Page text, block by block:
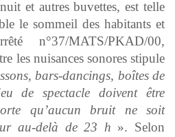
et autres buvettes, est telle
le sommeil des habitants et
n°37/MATS/PKAD/00,
les nuisances sonores stipule
bars-dancings, boîtes de
de spectacle doivent être
qu’aucun bruit ne soit
au-delà de 23 h ». Selon